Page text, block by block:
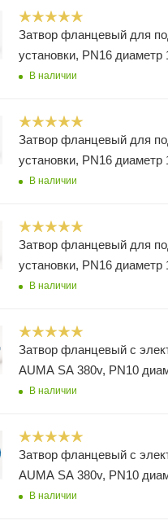
Затвор фланцевый для
установки, PN16 диаметр
В наличии
Затвор фланцевый для
установки, PN16 диаметр
В наличии
Затвор фланцевый для
установки, PN16 диаметр
В наличии
Затвор фланцевый с
AUMA SA 380v, PN10
В наличии
Затвор фланцевый с
AUMA SA 380v, PN10
В наличии